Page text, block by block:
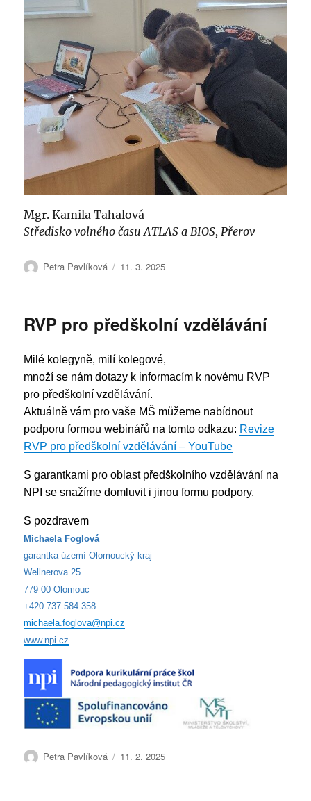
Mgr. Kamila Tahalová
Středisko volného času ATLAS a BIOS, Přerov
Autor:
Petra Pavlíková Publikováno:
11. 3. 2025
RVP pro předškolní vzdělávání
Milé kolegyně, milí kolegové,
množí se nám dotazy k informacím k novému RVP
pro předškolní vzdělávání.
Aktuálně vám pro vaše MŠ můžeme nabídnout
podporu formou webinářů na tomto odkazu: Revize
RVP pro předškolní vzdělávání – YouTube
S garantkami pro oblast předškolního vzdělávání na
NPI se snažíme domluvit i jinou formu podpory.
S pozdravem
Michaela Foglová
garantka území Olomoucký kraj
Wellnerova 25
779 00 Olomouc
+420 737 584 358
michaela.foglova@npi.cz
www.npi.cz
Autor:
Petra Pavlíková Publikováno:
11. 2. 2025